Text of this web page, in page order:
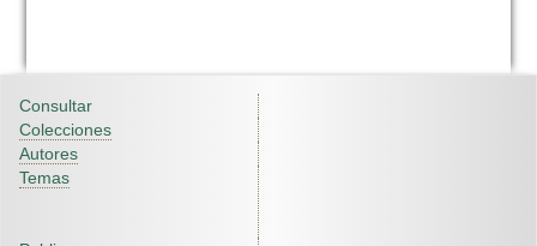
Consultar
Colecciones
Autores
Temas